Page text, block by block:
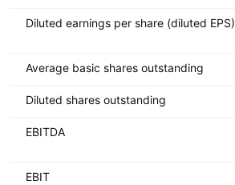
Diluted earnings per share (diluted EPS)
Average basic shares outstanding
Diluted shares outstanding
EBITDA
EBIT